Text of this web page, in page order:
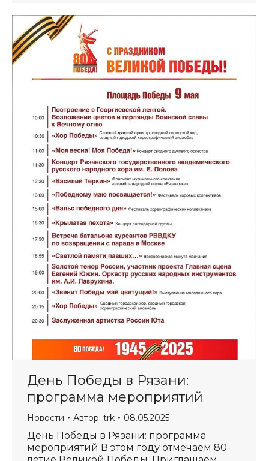
День Победы в Рязани:
программа мероприятий
Новости Автор: trk 08.05.2025
День Победы в Рязани: программа
мероприятий В этом году отмечаем 80-